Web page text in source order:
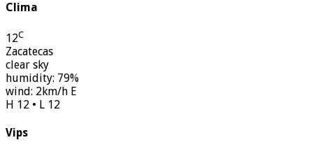
Clima
12C
Zacatecas
clear sky
humidity: 79%
wind: 2km/h E
H 12 • L 12
Vips